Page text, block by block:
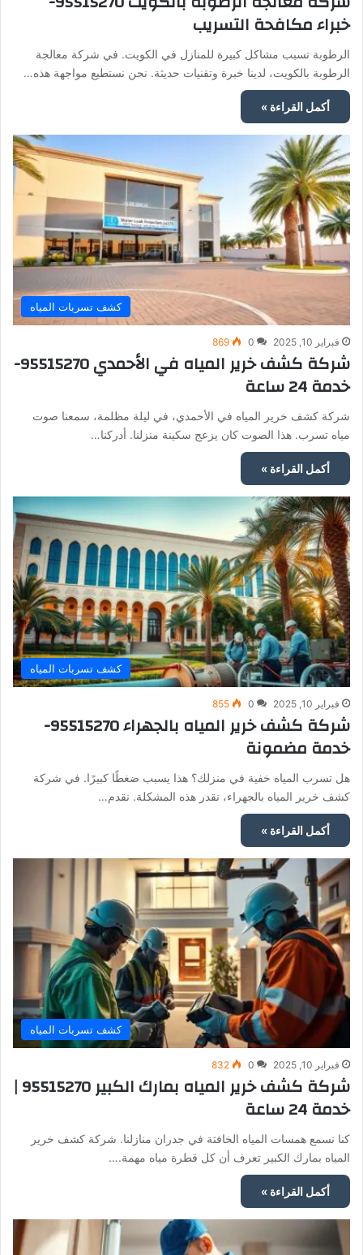
خبراء مكافحة التسريب
الرطوبة تسبب مشاكل كبيرة للمنازل في الكويت. في شركة معالجة
الرطوبة بالكويت، لدينا خبرة وتقنيات حديثة. نحن نستطيع مواجهة هذه…
أكمل القراءة »
كشف تسربات المياه
فبراير 10, 2025 0
869
شركة كشف خرير المياه في الأحمدي 95515270-
خدمة 24 ساعة
شركة كشف خرير المياه في الأحمدي، في ليلة مظلمة، سمعنا صوت
مياه تسرب. هذا الصوت كان يزعج سكينة منزلنا. أدركنا…
أكمل القراءة »
كشف تسربات المياه
فبراير 10, 2025 0
855
شركة كشف خرير المياه بالجهراء 95515270-
خدمة مضمونة
هل تسرب المياه خفية في منزلك؟ هذا يسبب ضغطًا كبيرًا. في شركة
كشف خرير المياه بالجهراء، نقدر هذه المشكلة. نقدم…
أكمل القراءة »
كشف تسربات المياه
فبراير 10, 2025 0
832
شركة كشف خرير المياه بمارك الكبير 95515270 |
خدمة 24 ساعة
كنا نسمع همسات المياه الخافتة في جدران منازلنا. شركة كشف خرير
المياه بمارك الكبير تعرف أن كل قطرة مياه مهمة.…
أكمل القراءة »